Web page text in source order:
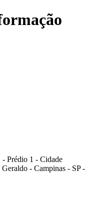
- Prédio 1 - Cidade
- Campinas - SP -